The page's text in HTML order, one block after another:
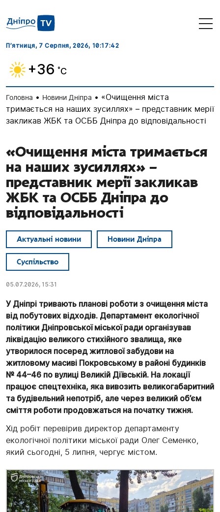
П’ятниця, 7 Серпня, 2026, 10:17:43
+36 ˚C
Головна • Новини Дніпра • «Очищення міста
тримається на наших зусиллях» – представник мерії
закликав ЖБК та ОСББ Дніпра до відповідальності
«Очищення міста тримається
на наших зусиллях» –
представник мерії закликав
ЖБК та ОСББ Дніпра до
відповідальності
Актуальні новини Новини Дніпра
Суспільство
05.07.2026, 15:31
У Дніпрі тривають планові роботи з очищення міста
від побутових відходів. Департамент екологічної
політики Дніпровської міської ради організував
ліквідацію великого стихійного звалища, яке
утворилося посеред житлової забудови на
житловому масиві Покровському в районі будинків
№ 44–46 по вулиці Великій Діївській. На локації
працює спецтехніка, яка вивозить великогабаритний
та будівельний непотріб, але через великий об’єм
сміття роботи продовжаться на початку тижня.
Хід робіт перевірив директор департаменту
екологічної політики міської ради Олег Семенко,
який сьогодні, 5 липня, чергує містом.